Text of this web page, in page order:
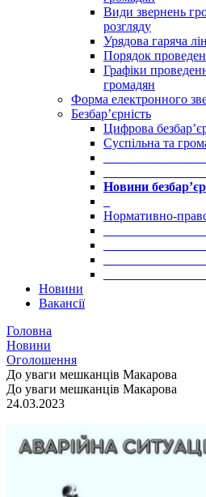
Види звернень
розгляду
Урядова гаряча
Порядок
Графіки
громадян
Форма електронного
Безбар’єрність
Цифрова
Суспільна та
Новини
Нормативно-
Новини
Вакансії
Головна
Новини
Оголошення
До уваги мешканців Макарова
До уваги мешканців Макарова
24.03.2023